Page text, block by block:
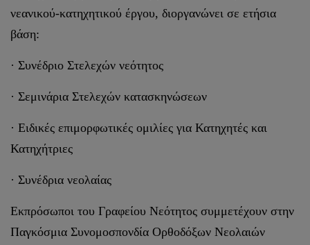
νεανικού-κατηχητικού έργου, διοργανώνει σε ετήσια
βάση:
· Συνέδριο Στελεχών νεότητος
· Σεμινάρια Στελεχών κατασκηνώσεων
· Ειδικές επιμορφωτικές ομιλίες για Κατηχητές και
Κατηχήτριες
· Συνέδρια νεολαίας
Εκπρόσωποι του Γραφείου Νεότητος συμμετέχουν στην
Παγκόσμια Συνομοσπονδία Ορθοδόξων Νεολαιών